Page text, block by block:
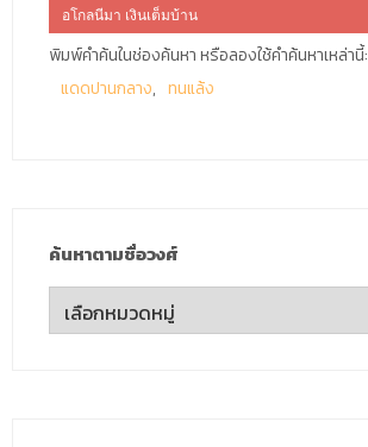
พิมพ์คำค้นในช่องค้นหา หรือลองใช้คำค้นหาเหล่านี้:
แดดปานกลาง
ทนแล้ง
ค้นหาตามชื่อวงศ์
ค้นหา
ตาม